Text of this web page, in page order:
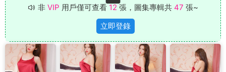
非 VIP 用戶僅可查看 12 張，圖集專輯共 47 張~
立即登錄